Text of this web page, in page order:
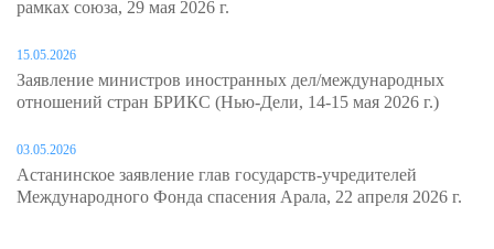
рамках союза, 29 мая 2026 г.
15.05.2026
Заявление министров иностранных дел/международных
отношений стран БРИКС (Нью-Дели, 14-15 мая 2026 г.)
03.05.2026
Астанинское заявление глав государств-учредителей
Международного Фонда спасения Арала, 22 апреля 2026 г.